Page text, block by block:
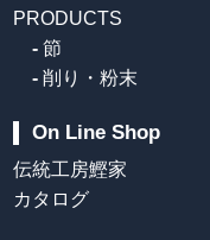
PRODUCTS
- 節
- 削り・粉末
On Line Shop
伝統工房鰹家
カタログ